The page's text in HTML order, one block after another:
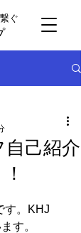
ぐ
己紹介
す。KHJ
す。